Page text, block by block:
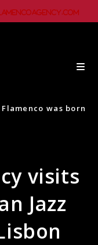
was born
visits
Jazz